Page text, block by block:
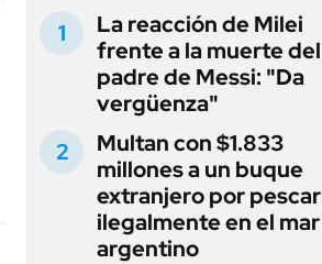
La reacción de Milei
frente a la muerte del
padre de Messi: "Da
vergüenza"
Multan con $1.833
millones a un buque
extranjero por pescar
ilegalmente en el mar
argentino